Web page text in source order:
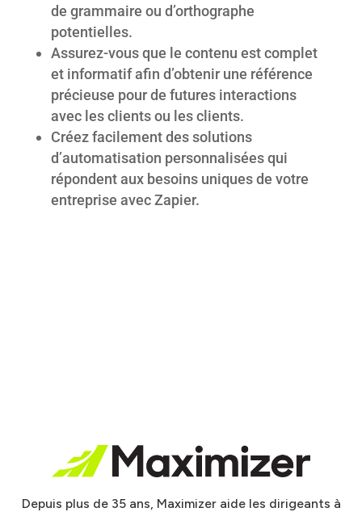
de grammaire ou d’orthographe
potentielles.
Assurez-vous que le contenu est complet
et informatif afin d’obtenir une référence
précieuse pour de futures interactions
avec les clients ou les clients.
Créez facilement des solutions
d’automatisation personnalisées qui
répondent aux besoins uniques de votre
entreprise avec Zapier.
Depuis plus de 35 ans, Maximizer aide les dirigeants à